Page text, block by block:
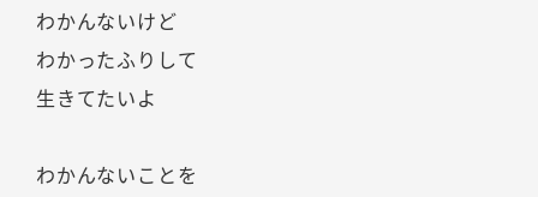
わかんないけど
わかったふりして
生きてたいよ
わかんないことを